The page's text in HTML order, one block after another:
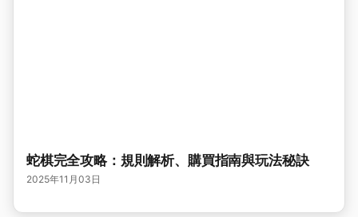
蛇棋完全攻略：規則解析、購買指南與玩法秘訣
2025年11月03日